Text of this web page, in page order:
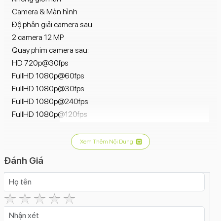
Camera & Màn hình
Độ phân giải camera sau:
2 camera 12 MP
Quay phim camera sau:
HD 720p@30fps
FullHD 1080p@60fps
FullHD 1080p@30fps
FullHD 1080p@240fps
FullHD 1080p@120fps
Đèn Flash camera sau:
4 đèn LED 2 tông màu
Tính năng camera sau:
Zoom quang học
Xóa phông
Xem Thêm Nội Dung
Đánh Giá
Nhược điểm:
Không hỗ trợ 5G.
Vẫn sử dụng cổng Lightning thay vì USB-C.
Màn hình LCD, chưa phải là OLED.